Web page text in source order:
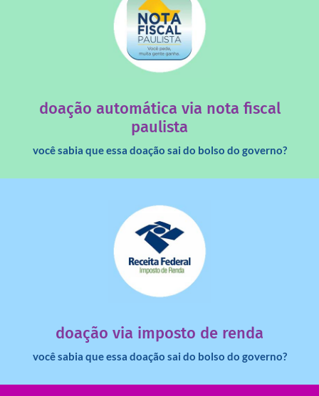
doação automática via nota fiscal
paulista
você sabia que essa doação sai do bolso do governo?
saiba mais
doação via imposto de renda
você sabia que essa doação sai do bolso do governo?
dinheiro deixa de ir para o governo?
saiba mais